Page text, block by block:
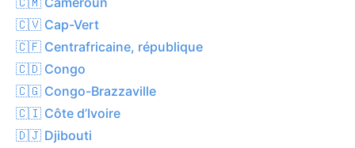
🇨🇻 Cap-Vert
🇨🇫 Centrafricaine, république
🇨🇩 Congo
🇨🇬 Congo-Brazzaville
🇨🇮 Côte d’Ivoire
🇩🇯 Djibouti